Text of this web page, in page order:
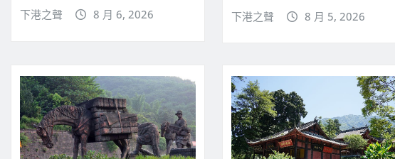
下港之聲 8 月 6, 2026 下港之聲 8 月 5, 2026